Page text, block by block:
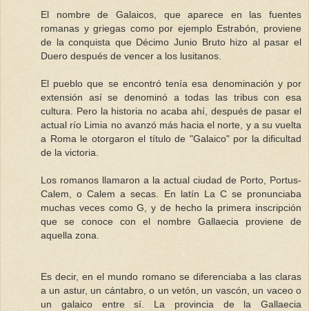
El nombre de Galaicos, que aparece en las fuentes
romanas y griegas como por ejemplo Estrabón, proviene
de la conquista que Décimo Junio Bruto hizo al pasar el
Duero después de vencer a los lusitanos.
El pueblo que se encontró tenía esa denominación y por
extensión así se denominó a todas las tribus con esa
cultura. Pero la historia no acaba ahí, después de pasar el
actual río Limia no avanzó más hacia el norte, y a su vuelta
a Roma le otorgaron el título de "Galaico" por la dificultad
de la victoria.
Los romanos llamaron a la actual ciudad de Porto, Portus-
Calem, o Calem a secas. En latín La C se pronunciaba
muchas veces como G, y de hecho la primera inscripción
que se conoce con el nombre Gallaecia proviene de
aquella zona.
Es decir, en el mundo romano se diferenciaba a las claras
a un astur, un cántabro, o un vetón, un vascón, un vaceo o
un galaico entre sí. La provincia de la Gallaecia